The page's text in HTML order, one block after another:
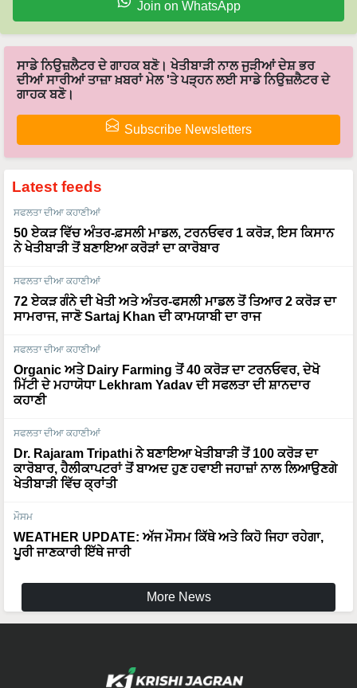
Join on WhatsApp
ਸਾਡੇ ਨਿਉਜ਼ਲੈਟਰ ਦੇ ਗਾਹਕ ਬਣੋ। ਖੇਤੀਬਾੜੀ ਨਾਲ ਜੁੜੀਆਂ ਦੇਸ਼ ਭਰ
ਦੀਆਂ ਸਾਰੀਆਂ ਤਾਜ਼ਾ ਖ਼ਬਰਾਂ ਮੇਲ 'ਤੇ ਪੜ੍ਹਨ ਲਈ ਸਾਡੇ ਨਿਉਜ਼ਲੈਟਰ ਦੇ
ਗਾਹਕ ਬਣੋ।
Subscribe Newsletters
Latest feeds
ਸਫਲਤਾ ਦੀਆ ਕਹਾਣੀਆਂ
50 ਏਕੜ ਵਿੱਚ ਅੰਤਰ-ਫ਼ਸਲੀ ਮਾਡਲ, ਟਰਨਓਵਰ 1 ਕਰੋੜ, ਇਸ ਕਿਸਾਨ
ਨੇ ਖੇਤੀਬਾੜੀ ਤੋਂ ਬਣਾਇਆ ਕਰੋੜਾਂ ਦਾ ਕਾਰੋਬਾਰ
ਸਫਲਤਾ ਦੀਆ ਕਹਾਣੀਆਂ
72 ਏਕੜ ਗੰਨੇ ਦੀ ਖੇਤੀ ਅਤੇ ਅੰਤਰ-ਫਸਲੀ ਮਾਡਲ ਤੋਂ ਤਿਆਰ 2 ਕਰੋੜ ਦਾ
ਸਾਮਰਾਜ, ਜਾਣੋ Sartaj Khan ਦੀ ਕਾਮਯਾਬੀ ਦਾ ਰਾਜ
ਸਫਲਤਾ ਦੀਆ ਕਹਾਣੀਆਂ
Organic ਅਤੇ Dairy Farming ਤੋਂ 40 ਕਰੋੜ ਦਾ ਟਰਨਓਵਰ, ਦੇਖੋ
ਮਿੱਟੀ ਦੇ ਮਹਾਯੋਧਾ Lekhram Yadav ਦੀ ਸਫਲਤਾ ਦੀ ਸ਼ਾਨਦਾਰ
ਕਹਾਣੀ
ਸਫਲਤਾ ਦੀਆ ਕਹਾਣੀਆਂ
Dr. Rajaram Tripathi ਨੇ ਬਣਾਇਆ ਖੇਤੀਬਾੜੀ ਤੋਂ 100 ਕਰੋੜ ਦਾ
ਕਾਰੋਬਾਰ, ਹੈਲੀਕਾਪਟਰਾਂ ਤੋਂ ਬਾਅਦ ਹੁਣ ਹਵਾਈ ਜਹਾਜ਼ਾਂ ਨਾਲ ਲਿਆਉਣਗੇ
ਖੇਤੀਬਾੜੀ ਵਿੱਚ ਕ੍ਰਾਂਤੀ
ਮੌਸਮ
WEATHER UPDATE: ਅੱਜ ਮੌਸਮ ਕਿੱਥੇ ਅਤੇ ਕਿਹੋ ਜਿਹਾ ਰਹੇਗਾ,
ਪੂਰੀ ਜਾਣਕਾਰੀ ਇੱਥੇ ਜਾਰੀ
More News